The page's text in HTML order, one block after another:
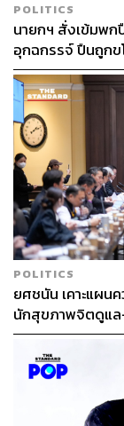
POLITICS
นายกฯ สั่งเข้มพก
อุกฉกรรจ์ ปืนถูกข
POLITICS
ยศชนัน เคาะแผน
นักสุขภาพจิตดูแ